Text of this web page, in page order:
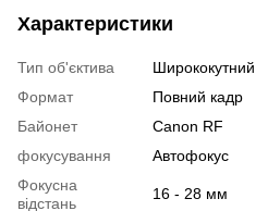
Характеристики
Тип об'єктива
Ширококутний
Формат
Повний кадр
Байонет
Canon RF
фокусування
Автофокус
Фокусна
відстань
16 - 28 мм